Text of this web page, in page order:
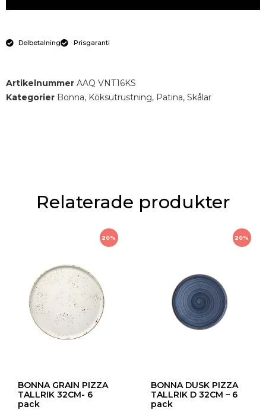
Delbetalning Prisgaranti
Artikelnummer AAQ VNT16KS
Kategorier Bonna, Köksutrustning, Patina, Skålar
Relaterade produkter
20%
BONNA GRAIN PIZZA
TALLRIK 32CM- 6
pack
20%
BONNA DUSK PIZZA
TALLRIK D 32CM – 6
pack